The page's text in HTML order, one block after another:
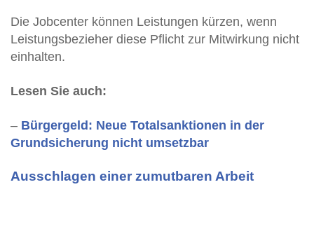
Die Jobcenter können Leistungen kürzen, wenn
Leistungsbezieher diese Pflicht zur Mitwirkung nicht
einhalten.
Lesen Sie auch:
– Bürgergeld: Neue Totalsanktionen in der
Grundsicherung nicht umsetzbar
Ausschlagen einer zumutbaren Arbeit